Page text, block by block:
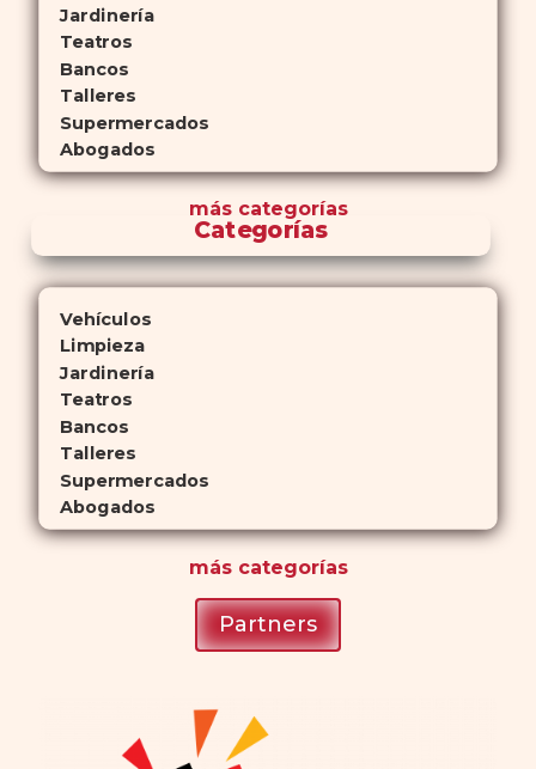
Jardinería
Teatros
Bancos
Talleres
Supermercados
Abogados
máscategorías
Categorías
Vehículos
Limpieza
Jardinería
Teatros
Bancos
Talleres
Supermercados
Abogados
máscategorías
Partners